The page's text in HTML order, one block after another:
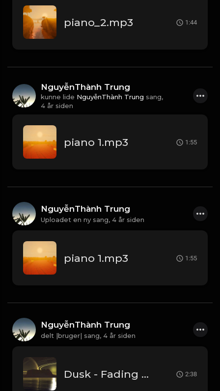
piano_2.mp3 1:44
NguyễnThành Trung
kunne lide NguyễnThành Trung sang,
4 år siden
piano 1.mp3 1:55
NguyễnThành Trung
Uploadet en ny sang, 4 år siden
piano 1.mp3 1:55
NguyễnThành Trung
delt |bruger| sang, 4 år siden
Dusk - Fading Away... 1.mp3 2:38